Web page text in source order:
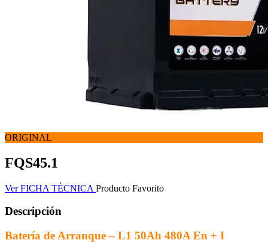
ORIGINAL
FQS45.1
Ver FICHA TÉCNICA Producto Favorito
Descripción
Batería de Arranque – L1 50Ah 480A En + I